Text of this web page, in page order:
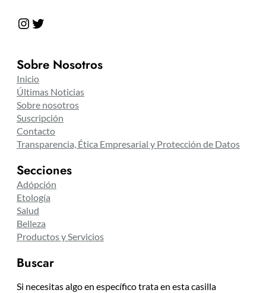
Instagram Twitter
Sobre Nosotros
Inicio
Últimas Noticias
Sobre nosotros
Suscripción
Contacto
Transparencia, Ética Empresarial y Protección de Datos
Secciones
Adópción
Etología
Salud
Belleza
Productos y Servicios
Buscar
Si necesitas algo en específico trata en esta casilla